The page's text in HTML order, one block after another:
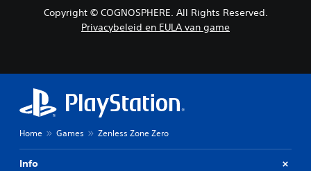
Copyright © COGNOSPHERE. All Rights Reserved.
Privacybeleid en EULA van game
Home Games Zenless Zone Zero
Info